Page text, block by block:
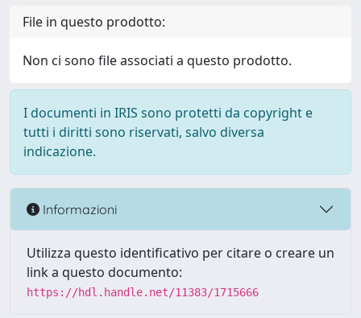
File in questo prodotto:
Non ci sono file associati a questo prodotto.
I documenti in IRIS sono protetti da copyright e
tutti i diritti sono riservati, salvo diversa
indicazione.
Informazioni
Utilizza questo identificativo per citare o creare un
link a questo documento:
https://hdl.handle.net/11383/1715666